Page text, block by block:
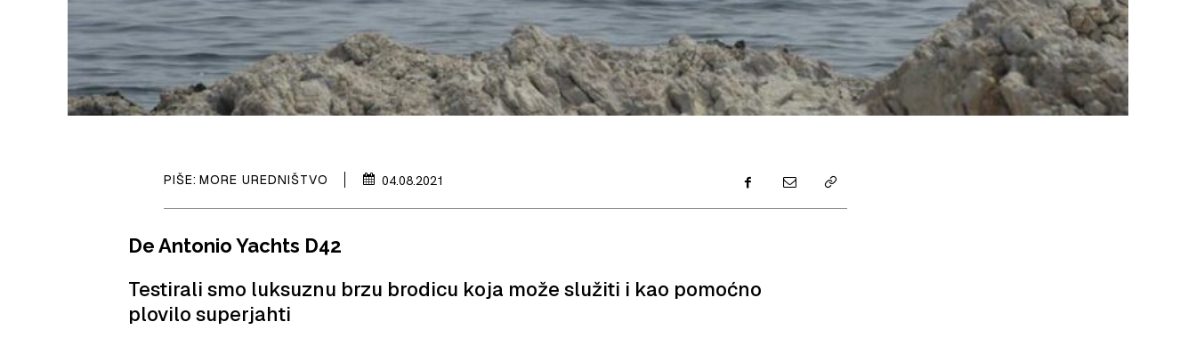
PIŠE: MORE UREDNIŠTVO 04.08.2021
De Antonio Yachts D42
Testirali smo luksuznu brzu brodicu koja može služiti i kao pomoćno
plovilo superjahti